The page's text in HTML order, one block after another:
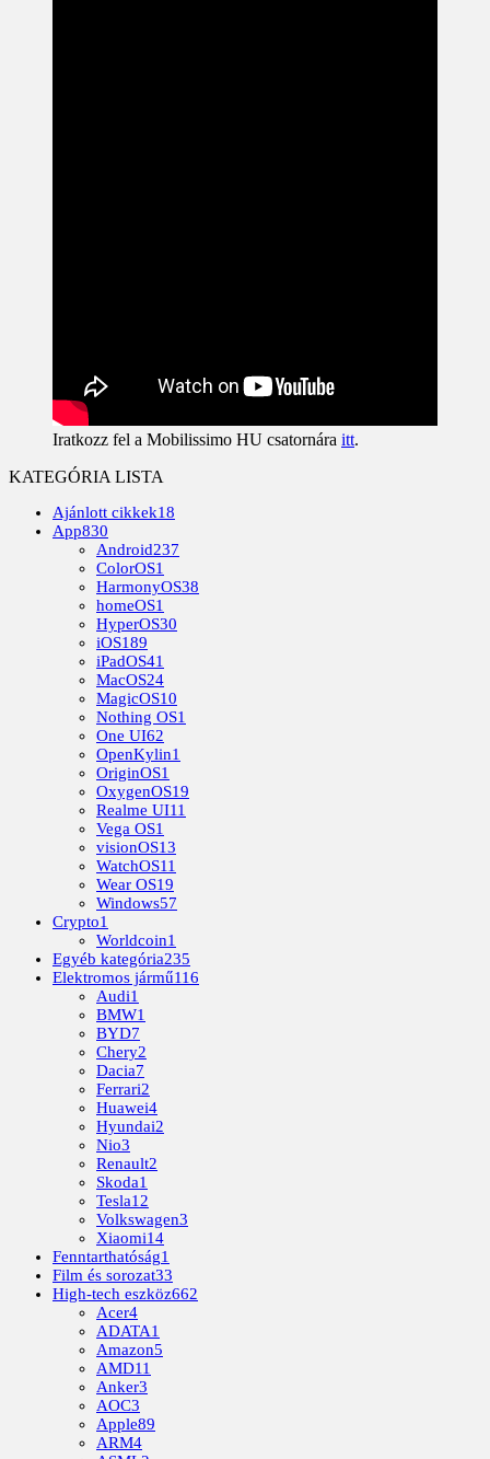
Iratkozz fel a Mobilissimo HU csatornára itt.
KATEGÓRIA LISTA
Ajánlott cikkek18
App830
Android237
ColorOS1
HarmonyOS38
homeOS1
HyperOS30
iOS189
iPadOS41
MacOS24
MagicOS10
Nothing OS1
One UI62
OpenKylin1
OriginOS1
OxygenOS19
Realme UI11
Vega OS1
visionOS13
WatchOS11
Wear OS19
Windows57
Crypto1
Worldcoin1
Egyéb kategória235
Elektromos jármű116
Audi1
BMW1
BYD7
Chery2
Dacia7
Ferrari2
Huawei4
Hyundai2
Nio3
Renault2
Skoda1
Tesla12
Volkswagen3
Xiaomi14
Fenntarthatóság1
Film és sorozat33
High-tech eszköz662
Acer4
ADATA1
Amazon5
AMD11
Anker3
AOC3
Apple89
ARM4